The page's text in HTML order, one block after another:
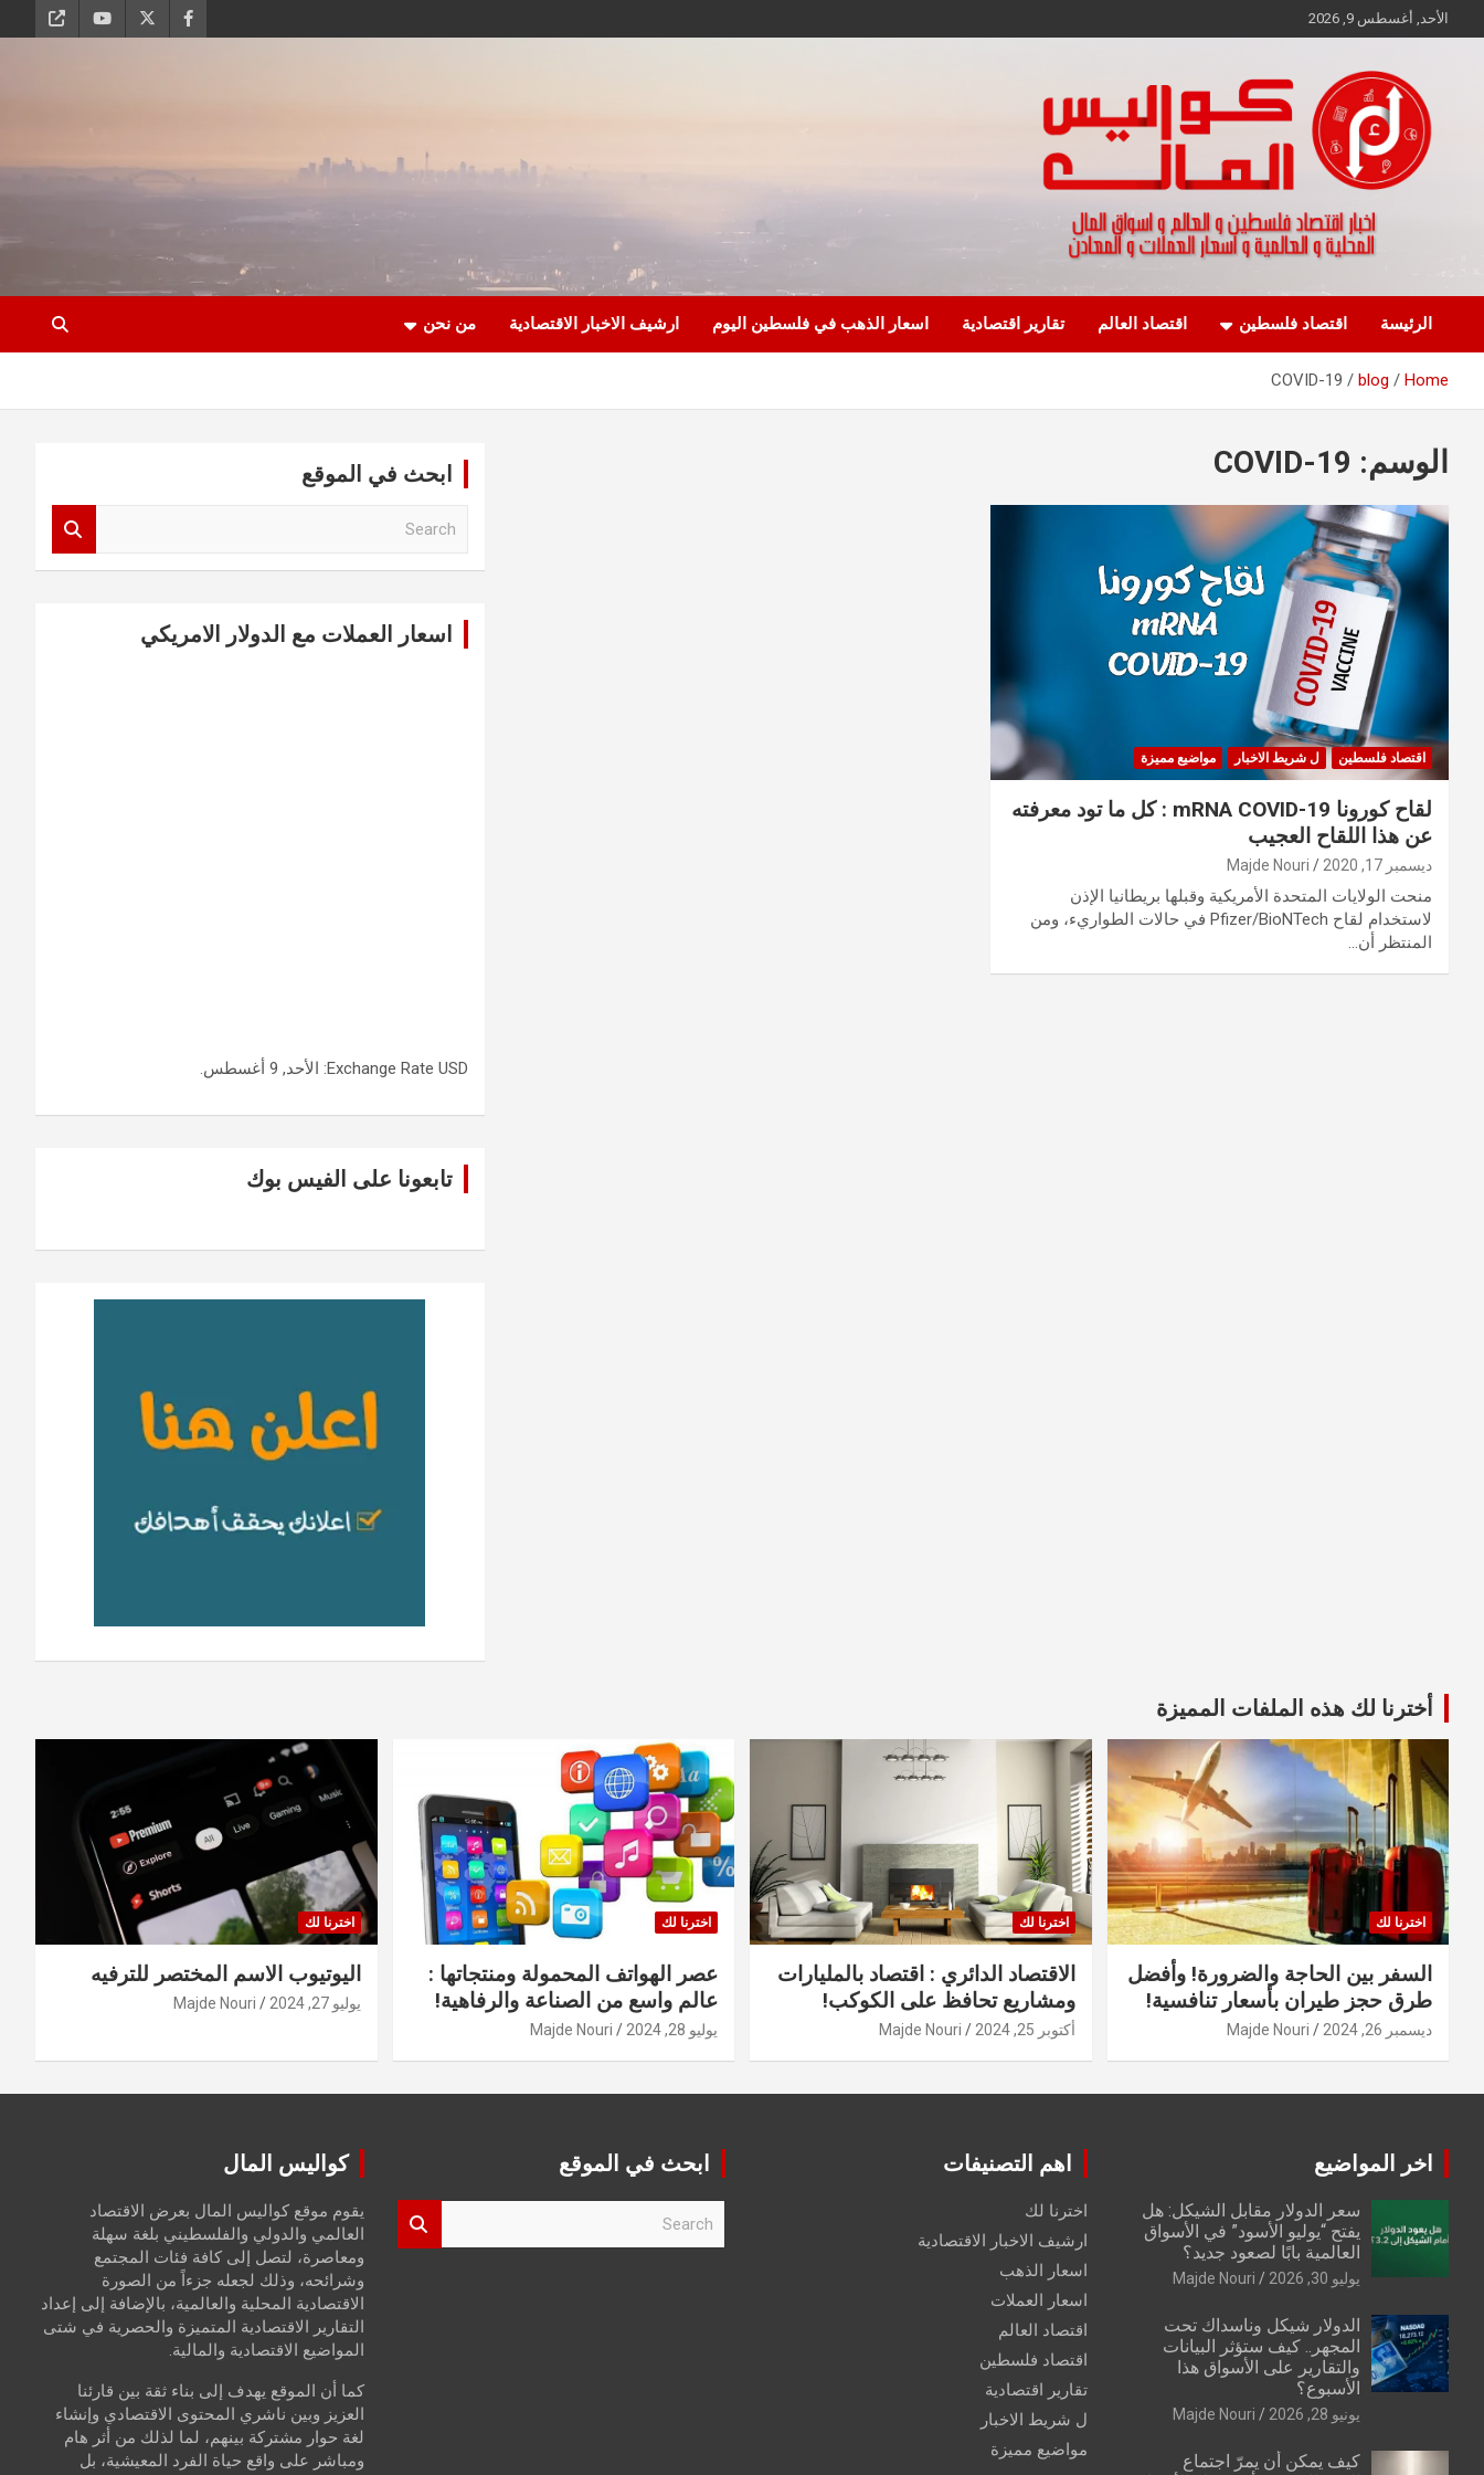
to
الأحد, أغسطس 9, 2026
كواليس المال
الرئيسة اقتصاد فلسطين اقتصاد العالم تقارير اقتصادية اسعار الذهب في فلسطين اليوم ارشيف الاخبار الاقتصادية من نحن
Home
blog
COVID-19
الوسم: COVID-19
اقتصاد فلسطين ل شريط الاخبار مواضيع مميزة
لقاح كورونا mRNA COVID-19 : كل ما تود معرفته
عن هذا اللقاح العجيب
ديسمبر 17, 2020 Majde Nouri
منحت الولايات المتحدة الأمريكية وقبلها بريطانيا الإذن
لاستخدام لقاح Pfizer/BioNTech في حالات الطواريء، ومن
المنتظر أن…
ابحث في الموقع
اسعار العملات مع الدولار الامريكي
Exchange Rate USD : الأحد, 9 أغسطس.
تابعونا على الفيس بوك
أخترنا لك هذه الملفات المميزة
اخترنا لك
السفر بين الحاجة والضرورة! وأفضل
طرق حجز طيران بأسعار تنافسية!
ديسمبر 26, 2024 Majde Nouri
اخترنا لك
الاقتصاد الدائري : اقتصاد بالمليارات
ومشاريع تحافظ على الكوكب!
أكتوبر 25, 2024 Majde Nouri
اخترنا لك
عصر الهواتف المحمولة ومنتجاتها :
عالم واسع من الصناعة والرفاهية!
يوليو 28, 2024 Majde Nouri
اخترنا لك
اليوتيوب الاسم المختصر للترفيه
يوليو 27, 2024 Majde Nouri
اخر المواضيع
سعر الدولار مقابل الشيكل: هل
يفتح “يوليو الأسود” في الأسواق
العالمية بابًا لصعود جديد؟
يوليو 30, 2026 Majde Nouri
الدولار شيكل وناسداك تحت
المجهر.. كيف ستؤثر البيانات
والتقارير على الأسواق هذا
الأسبوع؟
يونيو 28, 2026 Majde Nouri
كيف يمكن أن يمرّ اجتماع
اهم التصنيفات
اخترنا لك
ارشيف الاخبار الاقتصادية
اسعار الذهب
اسعار العملات
اقتصاد العالم
اقتصاد فلسطين
تقارير اقتصادية
ل شريط الاخبار
مواضيع مميزة
ابحث في الموقع كواليس المال
يقوم موقع كواليس المال بعرض الاقتصاد
العالمي والدولي والفلسطيني بلغة سهلة
ومعاصرة، لتصل إلى كافة فئات المجتمع
وشرائحه، وذلك لجعله جزءاً من الصورة
الاقتصادية المحلية والعالمية، بالإضافة إلى إعداد
التقارير الاقتصادية المتميزة والحصرية في شتى
المواضيع الاقتصادية والمالية.
كما أن الموقع يهدف إلى بناء ثقة بين قارئنا
العزيز وبين ناشري المحتوى الاقتصادي وإنشاء
لغة حوار مشتركة بينهم، لما لذلك من أثر هام
ومباشر على واقع حياة الفرد المعيشية، بل